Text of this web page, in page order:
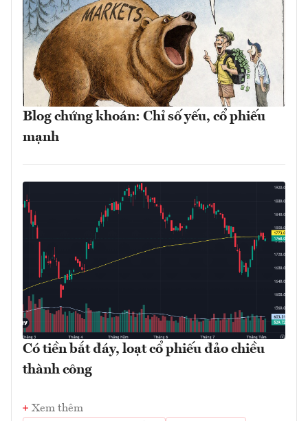
Blog chứng khoán: Chỉ số yếu, cổ phiếu
mạnh
Có tiền bắt đáy, loạt cổ phiếu đảo chiều
thành công
Xem thêm